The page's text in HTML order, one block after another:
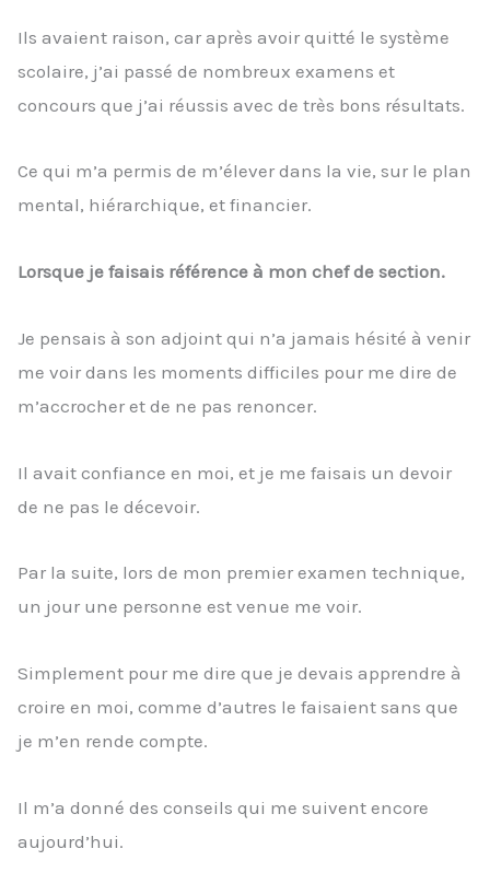
Ils avaient raison, car après avoir quitté le système
scolaire, j’ai passé de nombreux examens et
concours que j’ai réussis avec de très bons résultats.
Ce qui m’a permis de m’élever dans la vie, sur le plan
mental, hiérarchique, et financier.
Lorsque je faisais référence à mon chef de section.
Je pensais à son adjoint qui n’a jamais hésité à venir
me voir dans les moments difficiles pour me dire de
m’accrocher et de ne pas renoncer.
Il avait confiance en moi, et je me faisais un devoir
de ne pas le décevoir.
Par la suite, lors de mon premier examen technique,
un jour une personne est venue me voir.
Simplement pour me dire que je devais apprendre à
croire en moi, comme d’autres le faisaient sans que
je m’en rende compte.
Il m’a donné des conseils qui me suivent encore
aujourd’hui.